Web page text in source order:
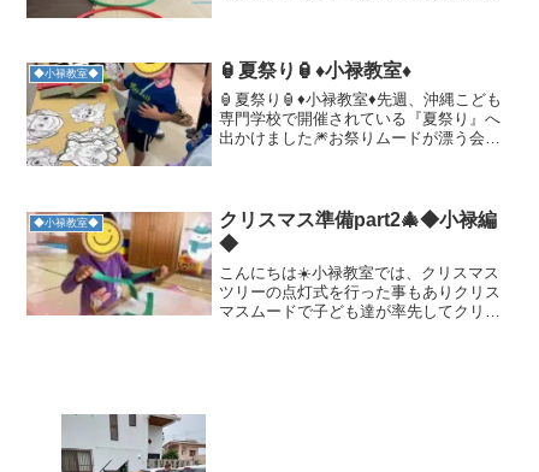
は、普段行ってい...
◆小禄教室◆ 🏮夏祭り🏮♦小禄教室♦
🏮夏祭り🏮♦小禄教室♦先週、沖縄こども
専門学校で開催されている『夏祭り』へ
出かけました🎆お祭りムードが漂う会場
ていました✨🤗✨お面コ...
◆小禄教室◆
クリスマス準備part2🎄◆小禄編
◆
こんにちは☀️小禄教室では、クリスマス
ツリーの点灯式を行った事もありクリス
マスムードで子ども達が率先してクリス